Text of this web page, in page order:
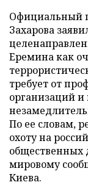
Официальный
Захарова
Еремина как
требует от
организаций
По ее словам,
охоту на
общественных
мировому
Киева.